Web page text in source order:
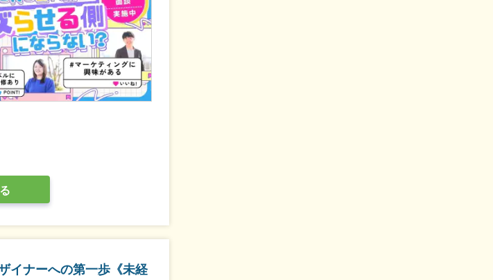
イナーへの第一歩《未経